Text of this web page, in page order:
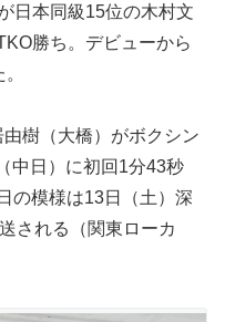
日本同級15位の木村文
勝ち。デビューから
樹（大橋）がボクシン
中日）に初回1分43秒
の模様は13日（土）深
される（関東ローカ